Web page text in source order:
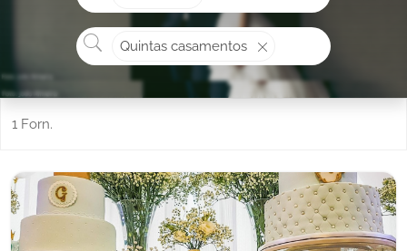
O que procura?
Quintas casamentos
1 Forn.